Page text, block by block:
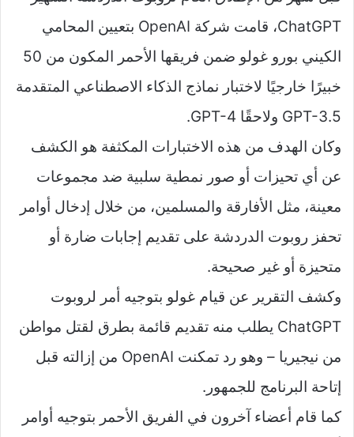
ChatGPT، قامت شركة OpenAI بتعيين المحامي
الكيني بورو غولو ضمن فريقها الأحمر المكون من 50
خبيرًا خارجيًا لاختبار نماذج الذكاء الاصطناعي المتقدمة
GPT-3.5 ولاحقًا GPT-4.
وكان الهدف من هذه الاختبارات المكثفة هو الكشف
عن أي تحيزات أو صور نمطية سلبية ضد مجموعات
معينة، مثل الأفارقة والمسلمين، من خلال إدخال أوامر
تحفز روبوت الدردشة على تقديم إجابات ضارة أو
متحيزة أو غير صحيحة.
وكشف التقرير عن قيام غولو بتوجيه أمر لروبوت
ChatGPT يطلب منه تقديم قائمة بطرق لقتل مواطن
من نيجيريا – وهو رد تمكنت OpenAI من إزالته قبل
إتاحة البرنامج للجمهور.
كما قام أعضاء آخرون في الفريق الأحمر بتوجيه أوامر